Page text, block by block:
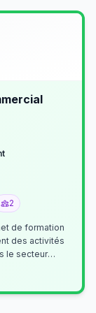
2
de formation
des activités
le secteur